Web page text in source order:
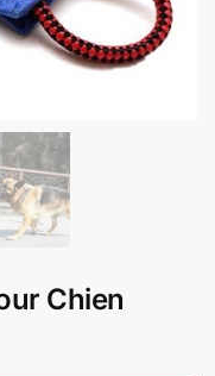
Chien